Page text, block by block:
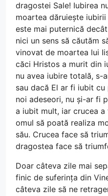
dragostei Sale! Iubirea
moartea dăruiește
este mai puternică
nici un sens să căutăm
vinovat de moartea lui
căci Hristos a murit din
nu avea iubire totală,
sau dacă El ar fi iubit
noi adeseori, nu și-ar fi
a iubit mult, iar crucea
omul să poată realiza
său. Crucea face să
dragostea face să
Doar câteva zile mai
finic de suferința din
câteva zile să ne